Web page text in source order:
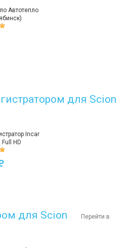
Автотепло
для Scion
Incar
Full HD
для Scion
Перейти в